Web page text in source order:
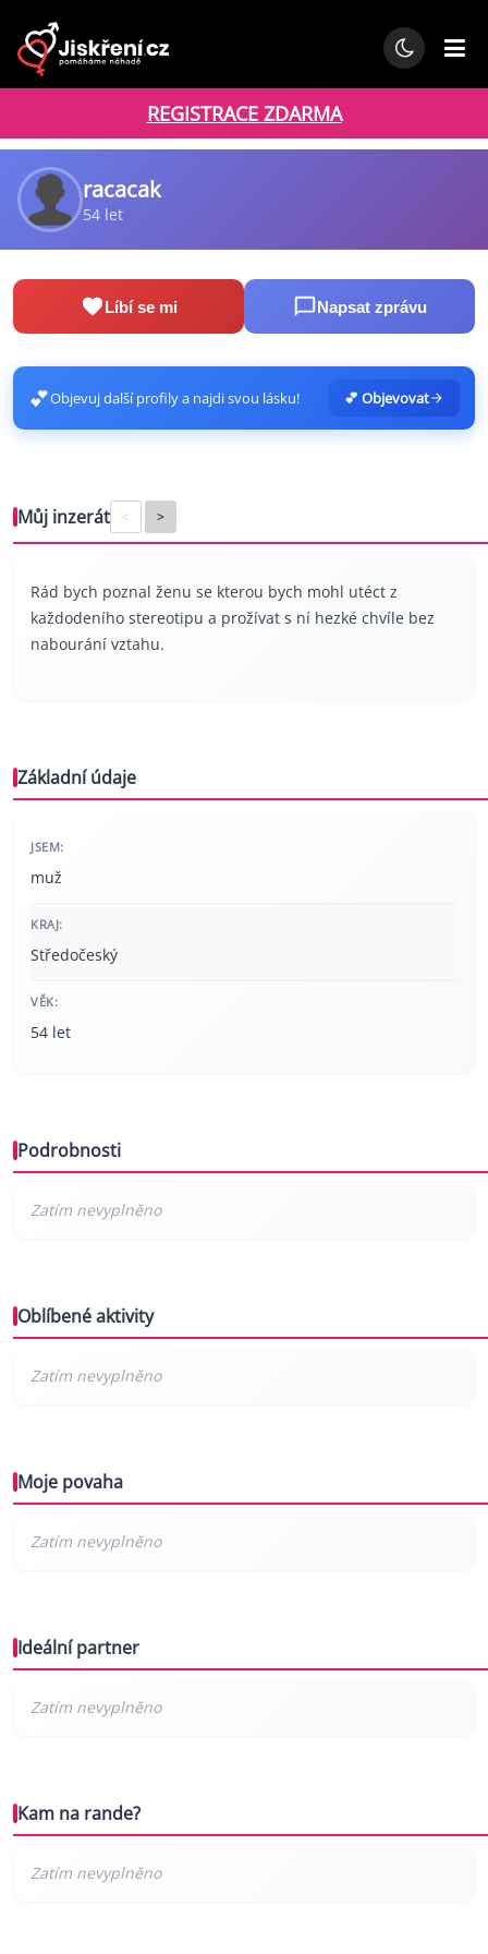
REGISTRACE ZDARMA
racacak
54 let
Líbí se mi Napsat zprávu
💕Objevuj další profily a najdi svou lásku! 💕 Objevovat
Můj inzerát < >
Rád bych poznal ženu se kterou bych mohl utéct z
každodeního stereotipu a prožívat s ní hezké chvíle bez
nabourání vztahu.
Základní údaje
JSEM:
muž
KRAJ:
Středočeský
VĚK:
54 let
Podrobnosti
Oblíbené aktivity
Moje povaha
Ideální partner
Kam na rande?